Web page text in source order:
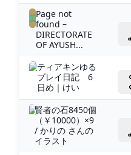
Page not
found –
DIRECTORATE
OF AYUSH...
ティアキンゆる
プレイ日記 6
日め｜けい
賢者の石8450個
（￥10000）×9
/ かりの さんの
イラスト